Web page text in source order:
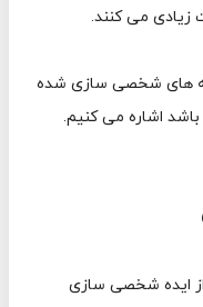
زیادی می کنند.
های شخصی سازی شده
اشاره می کنیم.
ایده شخصی سازی